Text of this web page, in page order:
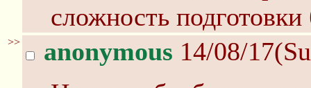
сложность подготовки
>> anonymous 14/08/